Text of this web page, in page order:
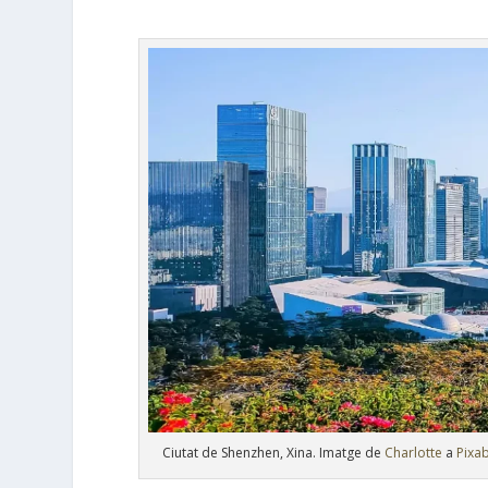
Ciutat de Shenzhen, Xina. Imatge de Charlotte a